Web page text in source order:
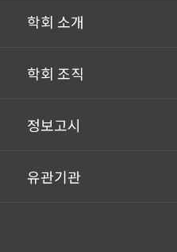
학회 소개
학회 조직
정보고시
유관기관